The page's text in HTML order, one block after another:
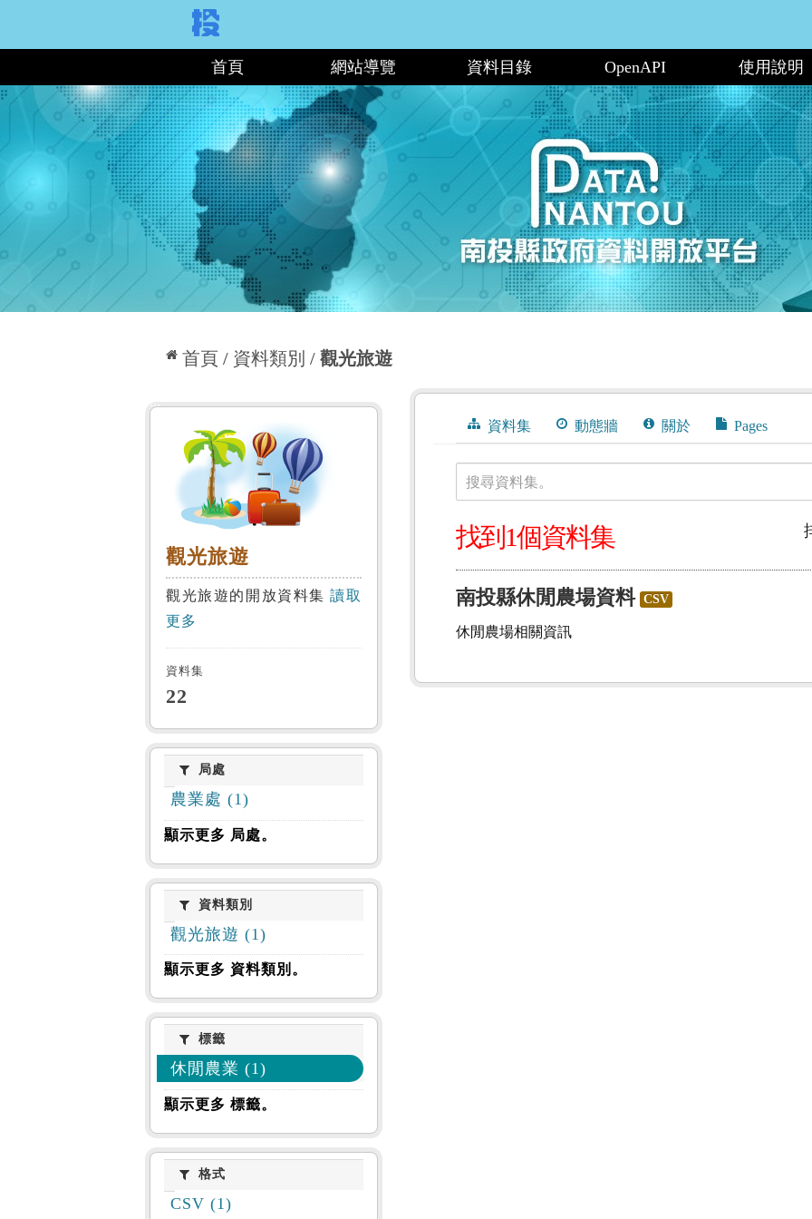
首頁 網站導覽 資料目錄 OpenAPI 使用說明
首頁 資料類別 觀光旅遊
觀光旅遊
觀光旅遊
觀光旅遊的開放資料集讀取
更多
資料集
22
局處局處
農業處 (1)
顯示更多 局處。
資料類別
資料類別
觀光旅遊 (1)
顯示更多 資料類別。
標籤標籤
休閒農業 (1)
顯示更多 標籤。
格式格式
CSV (1)
資料集 動態牆 關於 Pages
搜尋資料集。
找到1個資料集
南投縣休閒農場資料 CSV
休閒農場相關資訊